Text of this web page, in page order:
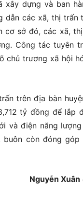
xây dựng và ban
các xã, thị trấn
cơ sở đó, các xã,
Công tác tuyên
chủ trương xã hội
trên địa bàn
tỷ đồng để lắp
và điện năng
còn đóng
Nguyễn Xuân